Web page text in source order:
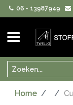
06 - 13987949
Zoeken
Home